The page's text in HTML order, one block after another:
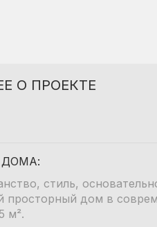
О ПРОЕКТЕ
стиль,
просторный дом в
м².